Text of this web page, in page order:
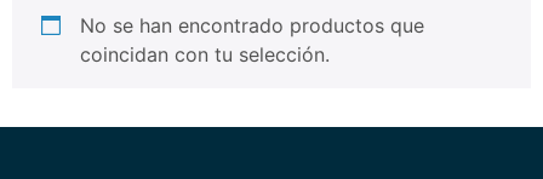
No se han encontrado productos que
coincidan con tu selección.